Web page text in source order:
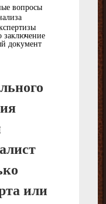
вопросы
заключение
документ
или